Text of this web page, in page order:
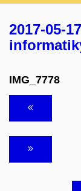
2017-05-
IMG_7778